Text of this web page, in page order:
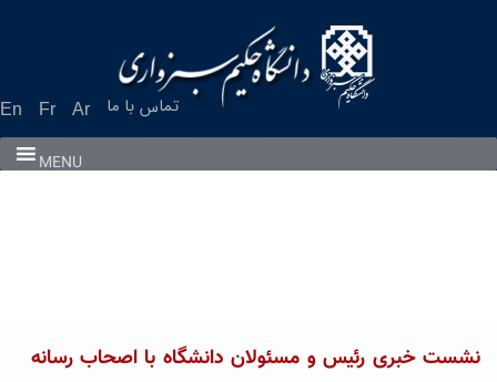
En Fr Ar تماس با ما
MENU
نشست خبری رئیس و مسئولان دانشگاه با اصحاب رسانه